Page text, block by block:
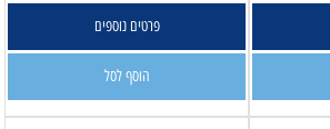
פרטים נוספים
הוסף לסל